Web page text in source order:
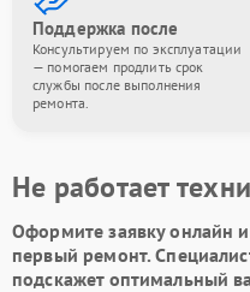
Поддержка после
Консультируем по эксплуатации
— помогаем продлить срок
службы после выполнения
ремонта.
Не работает
Оформите заявку онлайн
первый ремонт.
подскажет оптимальный